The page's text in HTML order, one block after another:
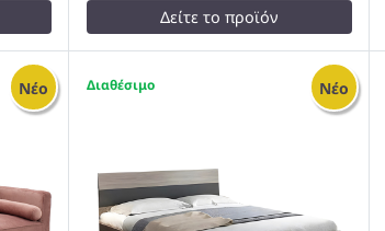
Δείτε το προϊόν
testFalse
Καναπές-Κρεβάτι 3θέσιος Με
Ύφασμα Ανοικτό Μπλε
Νέο Νέο